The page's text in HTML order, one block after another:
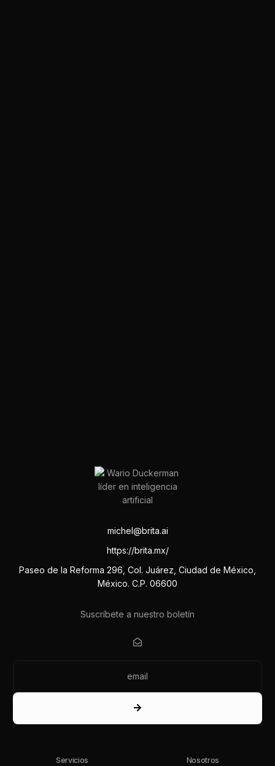
michel@brita.ai
https://brita.mx/
Paseo de la Reforma 296, Col. Juárez, Ciudad de México,
México. C.P. 06600
Suscríbete a nuestro boletín
Servicios Nosotros